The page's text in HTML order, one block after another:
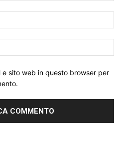
e sito web in questo browser per